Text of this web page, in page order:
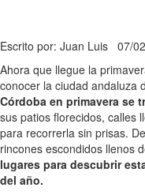
Escrito por: Juan Luis 07/
Ahora que llegue la
conocer la ciudad andaluza
Córdoba en primavera se
sus patios florecidos, calles
para recorrerla sin prisas.
rincones escondidos llenos
lugares para descubrir
del año.